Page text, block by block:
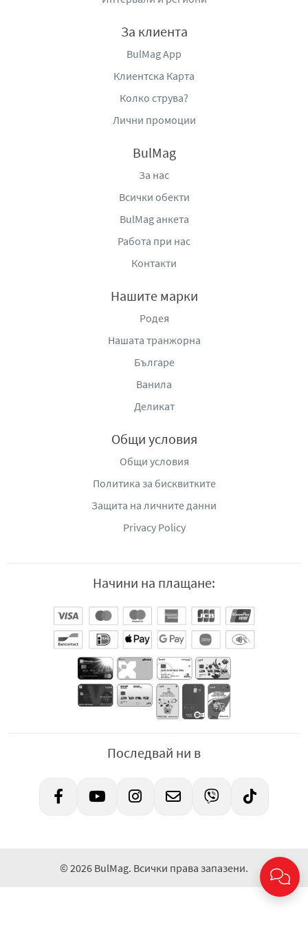
За клиента
BulMag App
Клиентска Карта
Колко струва?
Лични промоции
BulMag
За нас
Всички обекти
BulMag анкета
Работа при нас
Контакти
Нашите марки
Родея
Нашата транжорна
Българе
Ванила
Деликат
Общи условия
Общи условия
Политика за бисквитките
Защита на личните данни
Privacy Policy
Начини на плащане:
Последвай ни в
© 2026 BulMag. Всички права запазени.